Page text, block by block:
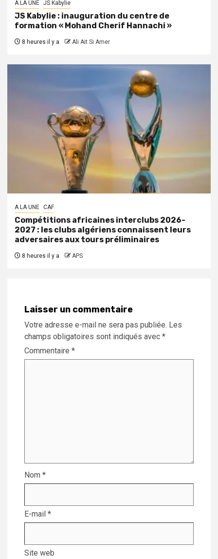
A LA UNE JS Kabylie
JS Kabylie : inauguration du centre de
formation « Mohand Cherif Hannachi »
8 heures il y a Ali Ait Si Amer
A LA UNE CAF
Compétitions africaines interclubs 2026-
2027 : les clubs algériens connaissent leurs
adversaires aux tours préliminaires
8 heures il y a APS
Laisser un commentaire
Votre adresse e-mail ne sera pas publiée. Les
champs obligatoires sont indiqués avec *
Commentaire *
Nom *
E-mail *
Site web